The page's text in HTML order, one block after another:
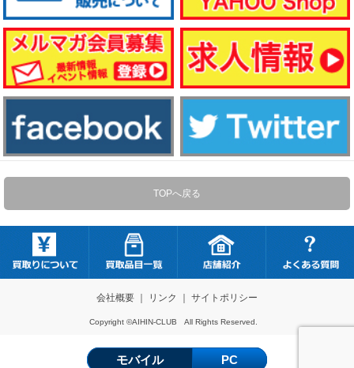
TOPへ戻る
会社概要｜ リンク サイトポリシー
Copyright ©AIHIN-CLUB All Rights Reserved.
モバイル PC